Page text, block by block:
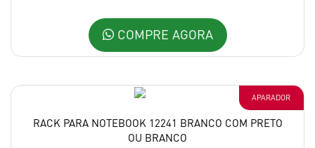
COMPRE AGORA
APARADOR
RACK PARA NOTEBOOK 12241 BRANCO COM PRETO
OU BRANCO